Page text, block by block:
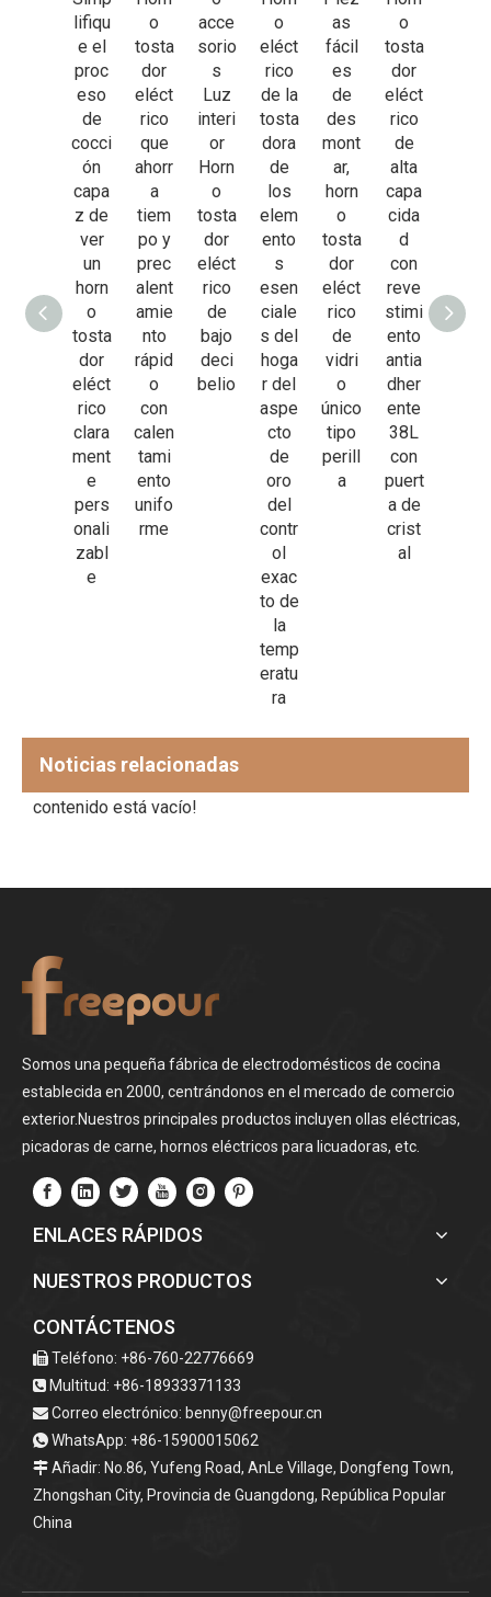
Seca
lifiqu
e el
proc
eso
de
cocci
ón
capa
z de
ver
un
horn
o
tosta
dor
eléct
rico
clara
ment
e
pers
onali
zabl
e
o
tosta
dor
eléct
rico
que
ahorr
a
tiem
po y
prec
alent
amie
nto
rápid
o
con
calen
tami
ento
unifo
rme
acce
sorio
s
Luz
interi
or
Horn
o
tosta
dor
eléct
rico
de
bajo
deci
belio
o
eléct
rico
de la
tosta
dora
de
los
elem
ento
s
esen
ciale
s del
hoga
r del
aspe
cto
de
oro
del
contr
ol
exac
to de
la
temp
eratu
ra
as
fácil
es
de
des
mont
ar,
horn
o
tosta
dor
eléct
rico
de
vidri
o
único
tipo
perill
a
o
tosta
dor
eléct
rico
de
alta
capa
cida
d
con
reve
stimi
ento
antia
dher
ente
38L
con
puert
a de
crist
al
r
Tarta
Noticias relacionadas
contenido está vacío!
Somos una pequeña fábrica de electrodomésticos de cocina
establecida en 2000, centrándonos en el mercado de comercio
exterior.Nuestros principales productos incluyen ollas eléctricas,
picadoras de carne, hornos eléctricos para licuadoras, etc.
ENLACES RÁPIDOS
NUESTROS PRODUCTOS
CONTÁCTENOS
 Teléfono: +86-760-22776669
 Multitud: +86-18933371133
 Correo electrónico: benny@freepour.cn
 WhatsApp: +86-15900015062
 Añadir: No.86, Yufeng Road, AnLe Village, Dongfeng Town,
Zhongshan City, Provincia de Guangdong, República Popular
China